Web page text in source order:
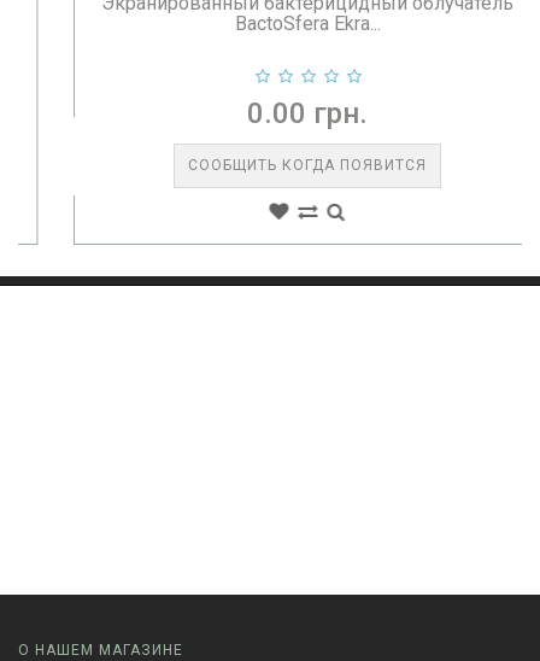
BactoSfera Ekra...
0.00 грн.
СООБЩИТЬ КОГДА ПОЯВИТСЯ
О НАШЕМ МАГАЗИНЕ